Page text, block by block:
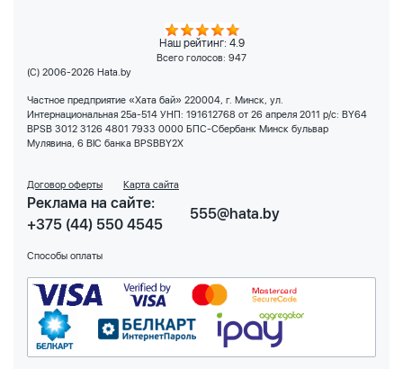
Наш рейтинг: 4.9
Всего голосов: 947
(C) 2006-2026 Hata.by
Частное предприятие «Хата бай» 220004, г. Минск, ул.
Интернациональная 25а-514 УНП: 191612768 от 26 апреля 2011 р/с: BY64
BPSB 3012 3126 4801 7933 0000 БПС-Сбербанк Минск бульвар
Мулявина, 6 BIC банка BPSBBY2X
Договор оферты Карта сайта
Реклама на сайте:
+375 (44) 550 4545
555@hata.by
Способы оплаты